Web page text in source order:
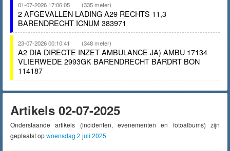
01-07-2026 17:06:05 (335 meter)
2 AFGEVALLEN LADING A29 RECHTS 11,3
BARENDRECHT ICNUM 383971
23-07-2026 00:10:41 (348 meter)
A2 DIA DIRECTE INZET AMBULANCE JA) AMBU 17134
VLIERWEDE 2993GK BARENDRECHT BARDRT BON
114187
Artikels 02-07-2025
Onderstaande artikels (incidenten, evenementen en fotoalbums) zijn
geplaatst opwoensdag 2 juli 2025